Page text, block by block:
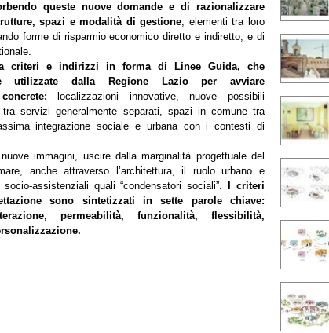
queste nuove domande e di razionalizzare
spazi e modalità di gestione, elementi tra loro
forme di risparmio economico diretto e indiretto, e di
criteri e indirizzi in forma di Linee Guida, che
utilizzate dalla Regione Lazio per avviare
localizzazioni innovative, nuove possibili
servizi generalmente separati, spazi in comune tra
integrazione sociale e urbana con i contesti di
immagini, uscire dalla marginalità progettuale del
anche attraverso l’architettura, il ruolo urbano e
assistenziali quali “condensatori sociali”.
I criteri
sono sintetizzati in sette parole chiave:
permeabilità, funzionalità, flessibilità,